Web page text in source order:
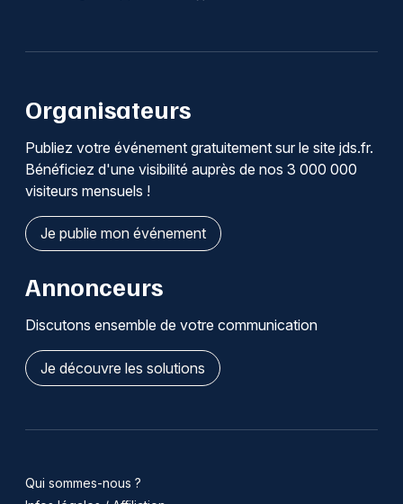
Organisateurs
Publiez votre événement gratuitement sur le site jds.fr.
Bénéficiez d'une visibilité auprès de nos 3 000 000
visiteurs mensuels !
Je publie mon événement
Annonceurs
Discutons ensemble de votre communication
Je découvre les solutions
Qui sommes-nous ?